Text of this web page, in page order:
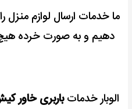
ما خدمات ارسال لوازم
دهیم و به صورت خرده هیچ
الوبار خدماتباربری خاور